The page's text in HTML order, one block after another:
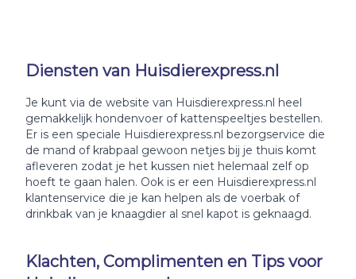
Diensten van Huisdierexpress.nl
Je kunt via de website van Huisdierexpress.nl heel
gemakkelijk hondenvoer of kattenspeeltjes bestellen.
Er is een speciale Huisdierexpress.nl bezorgservice die
de mand of krabpaal gewoon netjes bij je thuis komt
afleveren zodat je het kussen niet helemaal zelf op
hoeft te gaan halen. Ook is er een Huisdierexpress.nl
klantenservice die je kan helpen als de voerbak of
drinkbak van je knaagdier al snel kapot is geknaagd.
Klachten, Complimenten en Tips voor